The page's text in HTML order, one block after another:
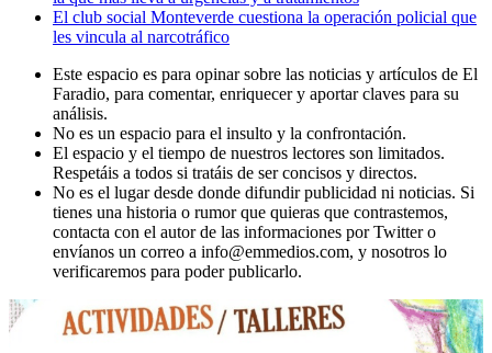
El club social Monteverde cuestiona la operación policial que
les vincula al narcotráfico
Este espacio es para opinar sobre las noticias y artículos de El
Faradio, para comentar, enriquecer y aportar claves para su
análisis.
No es un espacio para el insulto y la confrontación.
El espacio y el tiempo de nuestros lectores son limitados.
Respetáis a todos si tratáis de ser concisos y directos.
No es el lugar desde donde difundir publicidad ni noticias. Si
tienes una historia o rumor que quieras que contrastemos,
contacta con el autor de las informaciones por Twitter o
envíanos un correo a info@emmedios.com, y nosotros lo
verificaremos para poder publicarlo.